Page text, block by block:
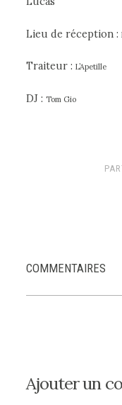
Lieu de réception :
Traiteur :L’Apetille
DJ :Tom Gio
COMMENTAIRES
Ajouter un